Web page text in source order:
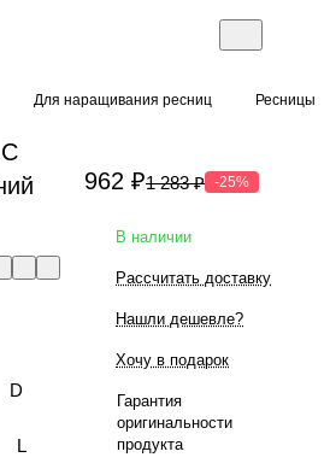
Для наращивания ресниц Ресницы
D
L
962 ₽1 283 ₽ -25%
В наличии
Рассчитать доставку
Нашли дешевле?
Хочу в подарок
Гарантия
оригинальности
продукта